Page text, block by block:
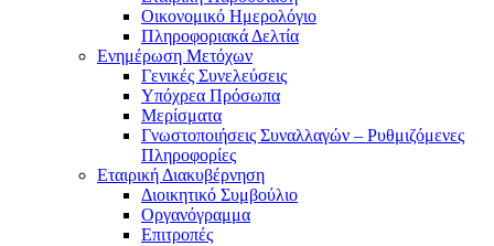
Οικονομικό Ημερολόγιο
Πληροφοριακά Δελτία
Ενημέρωση Μετόχων
Γενικές Συνελεύσεις
Υπόχρεα Πρόσωπα
Μερίσματα
Γνωστοποιήσεις Συναλλαγών – Ρυθμιζόμενες
Πληροφορίες
Εταιρική Διακυβέρνηση
Διοικητικό Συμβούλιο
Οργανόγραμμα
Επιτροπές